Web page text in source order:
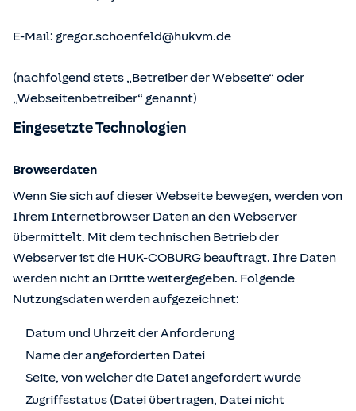
E-Mail: gregor.schoenfeld@hukvm.de
(nachfolgend stets „Betreiber der Webseite“ oder
„Webseitenbetreiber“ genannt)
Eingesetzte Technologien
Browserdaten
Wenn Sie sich auf dieser Webseite bewegen, werden von
Ihrem Internetbrowser Daten an den Webserver
übermittelt. Mit dem technischen Betrieb der
Webserver ist die HUK-COBURG beauftragt. Ihre Daten
werden nicht an Dritte weitergegeben. Folgende
Nutzungsdaten werden aufgezeichnet:
Datum und Uhrzeit der Anforderung
Name der angeforderten Datei
Seite, von welcher die Datei angefordert wurde
Zugriffsstatus (Datei übertragen, Datei nicht